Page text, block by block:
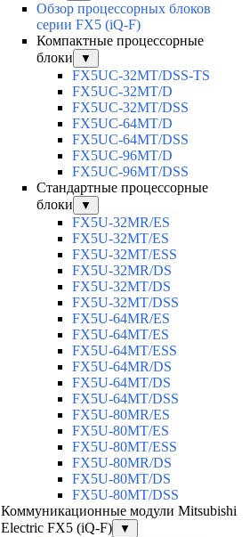
Обзор процессорных блоков
серии FX5 (iQ-F)
Компактные процессорные
блоки
▼
FX5UC-32MT/DSS-TS
FX5UC-32MT/D
FX5UC-32MT/DSS
FX5UC-64MT/D
FX5UC-64MT/DSS
FX5UC-96MT/D
FX5UC-96MT/DSS
Стандартные процессорные
блоки
▼
FX5U-32MR/ES
FX5U-32MT/ES
FX5U-32MT/ESS
FX5U-32MR/DS
FX5U-32MT/DS
FX5U-32MT/DSS
FX5U-64MR/ES
FX5U-64MT/ES
FX5U-64MT/ESS
FX5U-64MR/DS
FX5U-64MT/DS
FX5U-64MT/DSS
FX5U-80MR/ES
FX5U-80MT/ES
FX5U-80MT/ESS
FX5U-80MR/DS
FX5U-80MT/DS
FX5U-80MT/DSS
Коммуникационные модули Mitsubishi
Electric FX5 (iQ-F)
▼